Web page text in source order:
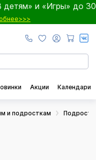
детям» и «Игры» до 30
Акции Календари
и подросткам